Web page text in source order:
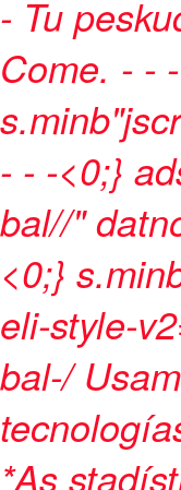
- Tu
Come. - -
- - -<0;}
bal//"
<0;}
eli-style-
bal-/
*As